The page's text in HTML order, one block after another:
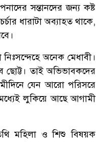
সন্তানদের জন্য কষ্ট
ধারাটা অব্যাহত থাকে,
অনেক মেধাবী।
ছোট্ট। তাই অভিভাবকদের
যেন আরো পরিসরে
লুকিয়ে আছে আগামী
মহিলা ও শিশু বিষয়ক